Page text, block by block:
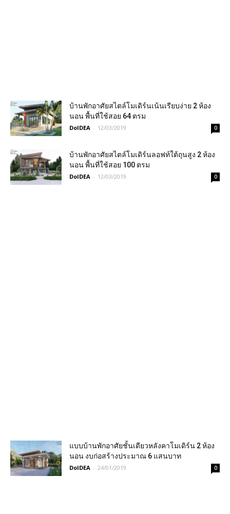
บ้านพักอาศัยสไตล์โมเดิร์นเน้นเรียบง่าย 2 ห้อง
นอน พื้นที่ใช้สอย 64 ตรม
DoIDEA - 12/03/2019 0
บ้านพักอาศัยสไตล์โมเดิร์นลอฟท์ใต้ถุนสูง 2 ห้อง
นอน พื้นที่ใช้สอย 100 ตรม
DoIDEA - 12/03/2019 0
แบบบ้านพักอาศัยชั้นเดียวหลังคาโมเดิร์น 2 ห้อง
นอน งบก่อสร้างประมาณ 6 แสนบาท
DoIDEA - 24/01/2019 0